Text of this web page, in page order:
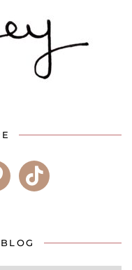
tiktok